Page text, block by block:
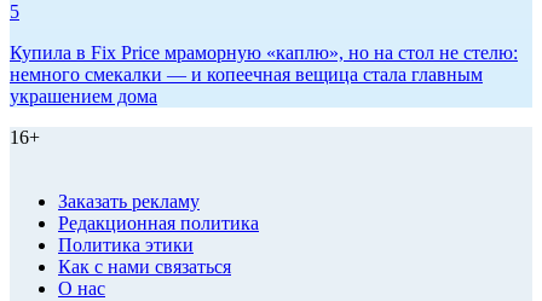
5
Купила в Fix Price мраморную «каплю», но на стол не стелю:
немного смекалки — и копеечная вещица стала главным
украшением дома
16+
Заказать рекламу
Редакционная политика
Политика этики
Как с нами связаться
О нас